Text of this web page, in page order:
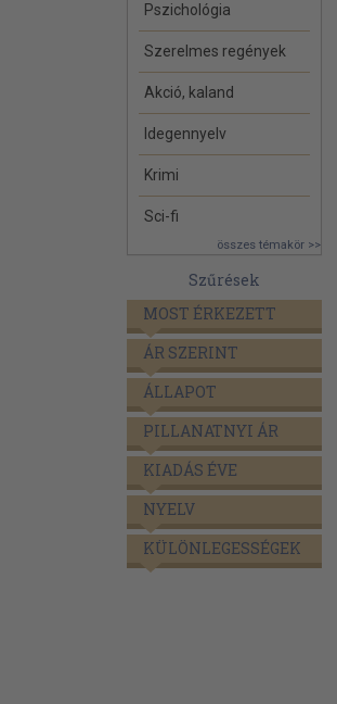
Pszichológia
Szerelmes regények
Akció, kaland
Idegennyelv
Krimi
Sci-fi
összes témakör >>
Szűrések
MOST ÉRKEZETT
ÁR SZERINT
ÁLLAPOT
PILLANATNYI ÁR
KIADÁS ÉVE
NYELV
KÜLÖNLEGESSÉGEK